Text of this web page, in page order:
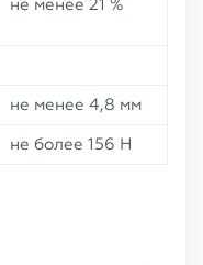
не менее 21 %
не менее 4,8 мм
не более 156 Н